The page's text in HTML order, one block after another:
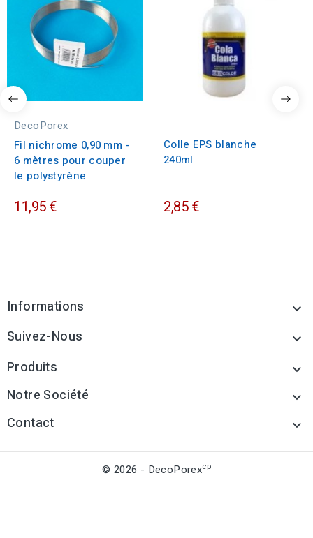
DecoPorex
Fil nichrome 0,90 mm -
6 mètres pour couper
le polystyrène
11,95 €
Colle EPS blanche
240ml
2,85 €
Informations 
Suivez-Nous 
Produits 
Notre Société 
Contact 
© 2026 - DecoPorexcp